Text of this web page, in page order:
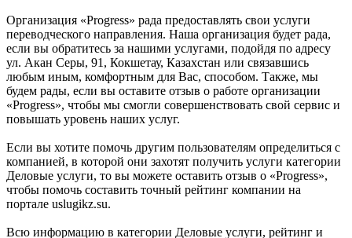
Организация «Progress» рада предоставлять свои услуги
переводческого направления. Наша организация будет рада,
если вы обратитесь за нашими услугами, подойдя по адресу
ул. Акан Серы, 91, Кокшетау, Казахстан или связавшись
любым иным, комфортным для Вас, способом. Также, мы
будем рады, если вы оставите отзыв о работе организации
«Progress», чтобы мы смогли совершенствовать свой сервис и
повышать уровень наших услуг.
Если вы хотите помочь другим пользователям определиться с
компанией, в которой они захотят получить услуги категории
Деловые услуги, то вы можете оставить отзыв о «Progress»,
чтобы помочь составить точный рейтинг компании на
портале uslugikz.su.
Всю информацию в категории Деловые услуги, рейтинг и